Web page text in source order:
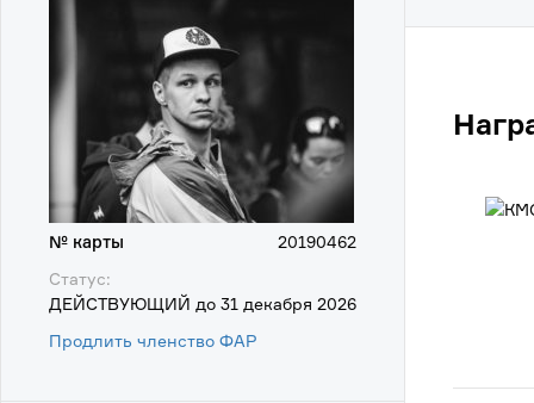
№ карты
20190462
Статус:
ДЕЙСТВУЮЩИЙ до 31 декабря 2026
Продлить членство ФАР